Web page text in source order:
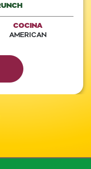
COCINA
AMERICAN